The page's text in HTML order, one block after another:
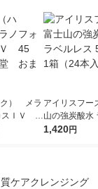
ク） メラ
スＩＶ 4
おまけ
アイリスフー
山の強炭酸水
レス 500ml 1
1,420円
ケアクレンジング